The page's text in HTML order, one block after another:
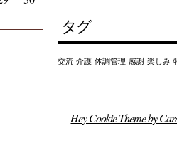
タグ
交流 介護 体調管理 感謝 楽しみ
Hey Cookie Theme by